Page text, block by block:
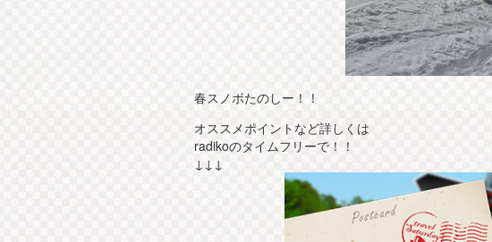
春スノボたのしー！！
オススメポイントなど詳しくは
radikoのタイムフリーで！！
↓↓↓